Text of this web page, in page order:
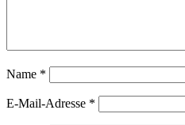
Name *
E-Mail-Adresse *